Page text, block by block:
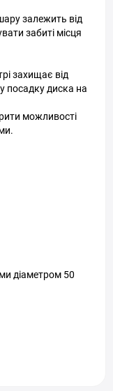
залежить від
забиті місця
захищає від
посадку диска на
можливості
діаметром 50